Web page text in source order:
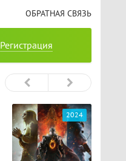
ОБРАТНАЯ СВЯЗЬ
Регистрация
2024